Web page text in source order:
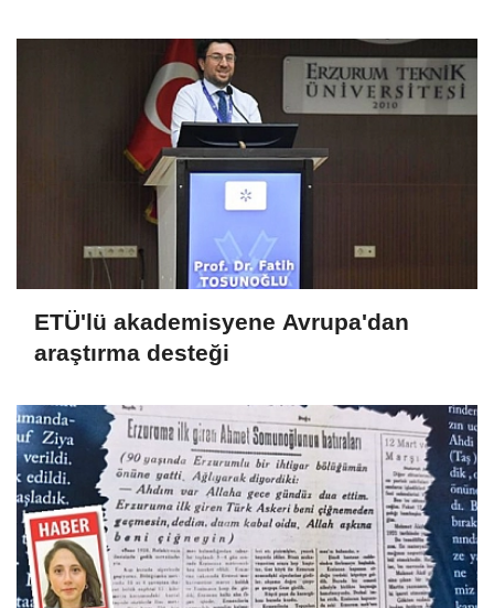
ETÜ'lü akademisyene Avrupa'dan
araştırma desteği